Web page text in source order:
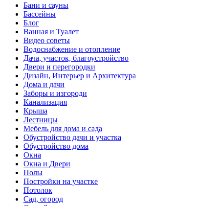
Бани и сауны
Бассейны
Блог
Ванная и Туалет
Видео советы
Водоснабжение и отопление
Дача, участок, благоустройство
Двери и перегородки
Дизайн, Интерьер и Архитектура
Дома и дачи
Заборы и изгороди
Канализация
Крыша
Лестницы
Мебель для дома и сада
Обустройство дачи и участка
Обустройство дома
Окна
Окна и Двери
Полы
Постройки на участке
Потолок
Сад, огород